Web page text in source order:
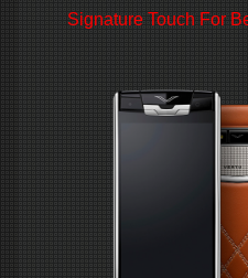
Signature Touch For